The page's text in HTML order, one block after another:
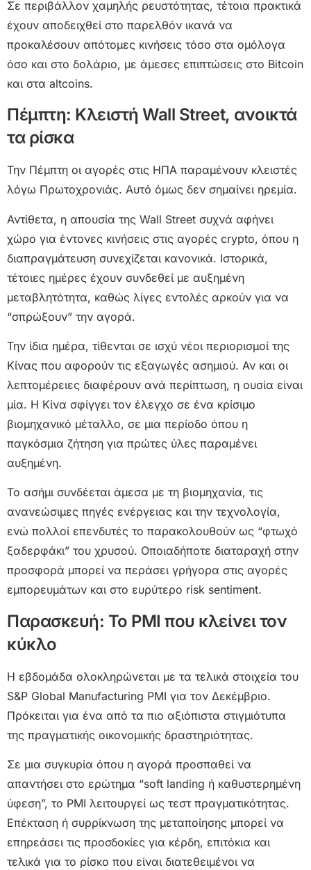
Σε περιβάλλον χαμηλής ρευστότητας, τέτοια πρακτικά
έχουν αποδειχθεί στο παρελθόν ικανά να
προκαλέσουν απότομες κινήσεις τόσο στα ομόλογα
όσο και στο δολάριο, με άμεσες επιπτώσεις στο Bitcoin
και στα altcoins.
Πέμπτη: Κλειστή Wall Street, ανοικτά
τα ρίσκα
Την Πέμπτη οι αγορές στις ΗΠΑ παραμένουν κλειστές
λόγω Πρωτοχρονιάς. Αυτό όμως δεν σημαίνει ηρεμία.
Αντίθετα, η απουσία της Wall Street συχνά αφήνει
χώρο για έντονες κινήσεις στις αγορές crypto, όπου η
διαπραγμάτευση συνεχίζεται κανονικά. Ιστορικά,
τέτοιες ημέρες έχουν συνδεθεί με αυξημένη
μεταβλητότητα, καθώς λίγες εντολές αρκούν για να
“σπρώξουν” την αγορά.
Την ίδια ημέρα, τίθενται σε ισχύ νέοι περιορισμοί της
Κίνας που αφορούν τις εξαγωγές ασημιού. Αν και οι
λεπτομέρειες διαφέρουν ανά περίπτωση, η ουσία είναι
μία. Η Κίνα σφίγγει τον έλεγχο σε ένα κρίσιμο
βιομηχανικό μέταλλο, σε μια περίοδο όπου η
παγκόσμια ζήτηση για πρώτες ύλες παραμένει
αυξημένη.
Το ασήμι συνδέεται άμεσα με τη βιομηχανία, τις
ανανεώσιμες πηγές ενέργειας και την τεχνολογία,
ενώ πολλοί επενδυτές το παρακολουθούν ως “φτωχό
ξαδερφάκι” του χρυσού. Οποιαδήποτε διαταραχή στην
προσφορά μπορεί να περάσει γρήγορα στις αγορές
εμπορευμάτων και στο ευρύτερο risk sentiment.
Παρασκευή: Το PMI που κλείνει τον
κύκλο
Η εβδομάδα ολοκληρώνεται με τα τελικά στοιχεία του
S&P Global Manufacturing PMI για τον Δεκέμβριο.
Πρόκειται για ένα από τα πιο αξιόπιστα στιγμιότυπα
της πραγματικής οικονομικής δραστηριότητας.
Σε μια συγκυρία όπου η αγορά προσπαθεί να
απαντήσει στο ερώτημα “soft landing ή καθυστερημένη
ύφεση”, το PMI λειτουργεί ως τεστ πραγματικότητας.
Επέκταση ή συρρίκνωση της μεταποίησης μπορεί να
επηρεάσει τις προσδοκίες για κέρδη, επιτόκια και
τελικά για το ρίσκο που είναι διατεθειμένοι να